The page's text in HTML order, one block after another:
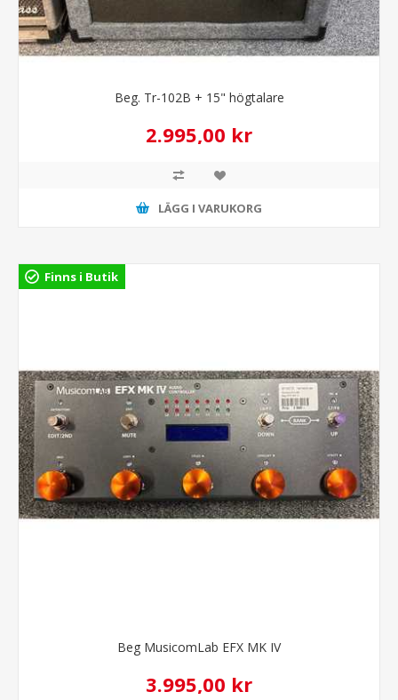
Beg. Tr-102B + 15" högtalare
2.995,00 kr
LÄGG I VARUKORG
Finns i Butik
Beg MusicomLab EFX MK IV
3.995,00 kr